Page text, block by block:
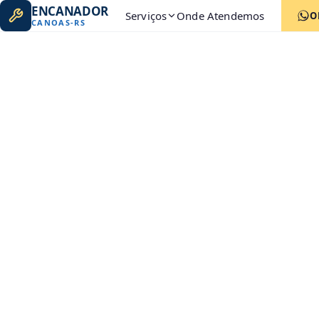
ENCANADOR
CANOAS-RS Serviços Onde Atendemos